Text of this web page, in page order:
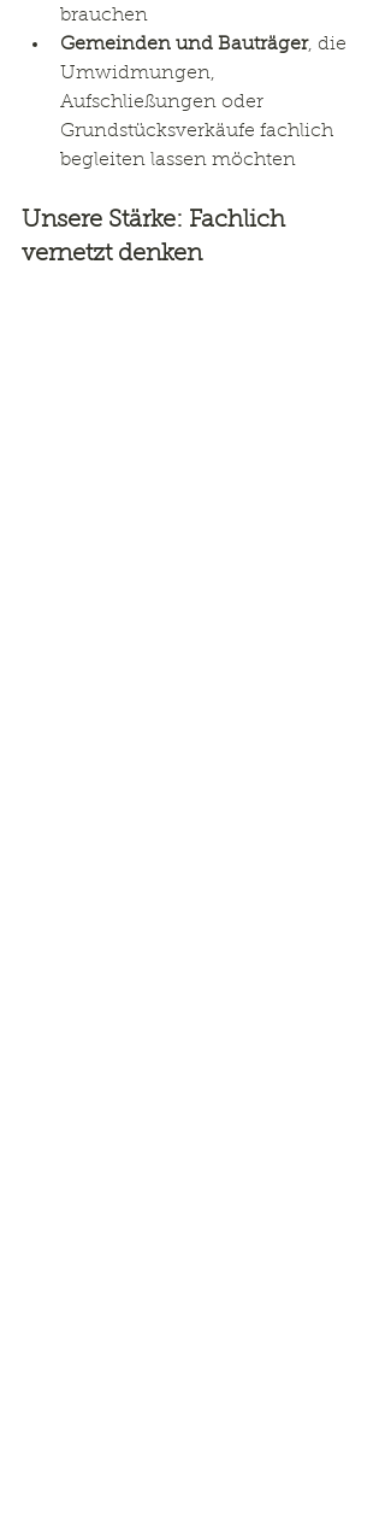
brauchen
Gemeinden und Bauträger, die
Umwidmungen,
Aufschließungen oder
Grundstücksverkäufe fachlich
begleiten lassen möchten
Unsere Stärke: Fachlich
vernetzt denken